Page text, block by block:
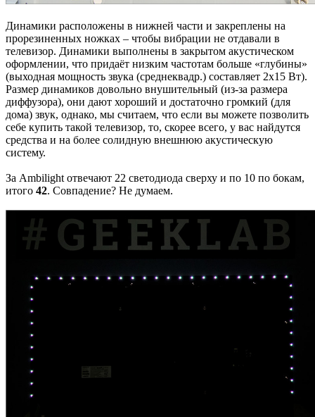
Динамики расположены в нижней части и закреплены на
прорезиненных ножках – чтобы вибрации не отдавали в
телевизор. Динамики выполнены в закрытом акустическом
оформлении, что придаёт низким частотам больше «глубины»
(выходная мощность звука (среднеквадр.) составляет 2х15 Вт).
Размер динамиков довольно внушительный (из-за размера
диффузора), они дают хороший и достаточно громкий (для
дома) звук, однако, мы считаем, что если вы можете позволить
себе купить такой телевизор, то, скорее всего, у вас найдутся
средства и на более солидную внешнюю акустическую
систему.
За Ambilight отвечают 22 светодиода сверху и по 10 по бокам,
итого 42. Совпадение? Не думаем.